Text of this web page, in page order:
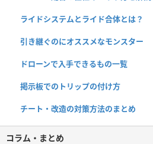
ライドシステムとライド合体とは？
引き継ぐのにオススメなモンスター
ドローンで入手できるもの一覧
掲示板でのトリップの付け方
チート・改造の対策方法のまとめ
コラム・まとめ